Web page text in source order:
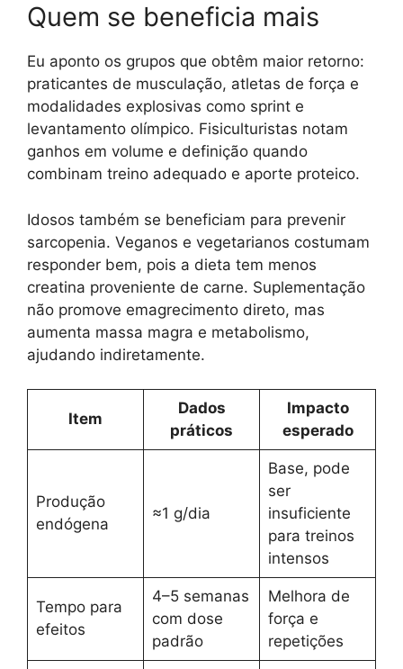
Quem se beneficia mais
Eu aponto os grupos que obtêm maior retorno:
praticantes de musculação, atletas de força e
modalidades explosivas como sprint e
levantamento olímpico. Fisiculturistas notam
ganhos em volume e definição quando
combinam treino adequado e aporte proteico.
Idosos também se beneficiam para prevenir
sarcopenia. Veganos e vegetarianos costumam
responder bem, pois a dieta tem menos
creatina proveniente de carne. Suplementação
não promove emagrecimento direto, mas
aumenta massa magra e metabolismo,
ajudando indiretamente.
Item
Dados
práticos
Impacto
esperado
Produção
endógena
≈1 g/dia
Base, pode
ser
insuficiente
para treinos
intensos
Tempo para
efeitos
4–5 semanas
com dose
padrão
Melhora de
força e
repetições